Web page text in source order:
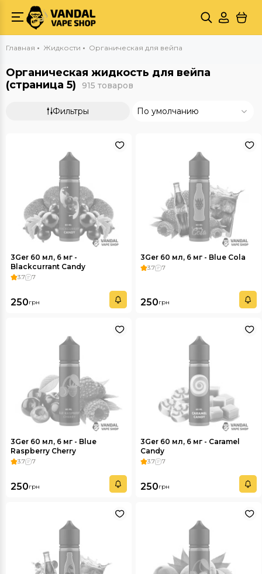
Главная Жидкости Органическая для вейпа
Органическая жидкость для вейпа
(страница 5)
915 товаров
Фильтры По умолчанию
3Ger 60 мл, 6 мг -
Blackcurrant Candy
3.7 7
250грн
3Ger 60 мл, 6 мг - Blue Cola
3.7 7
250грн
3Ger 60 мл, 6 мг - Blue
Raspberry Cherry
3.7 7
250грн
3Ger 60 мл, 6 мг - Caramel
Candy
3.7 7
250грн